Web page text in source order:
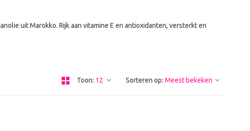
uit Marokko. Rijk aan vitamine E en antioxidanten, versterkt en
Toon: Sorteren op: